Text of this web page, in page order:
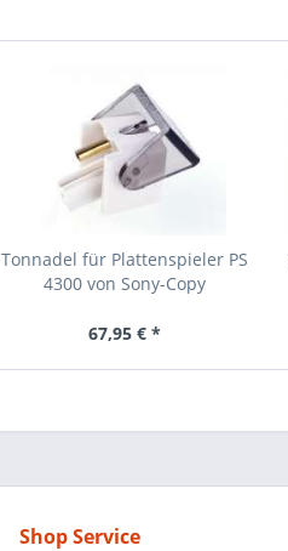
Tonnadel für Plattenspieler PS
4300 von Sony-Copy
67,95 € *
Shop Service